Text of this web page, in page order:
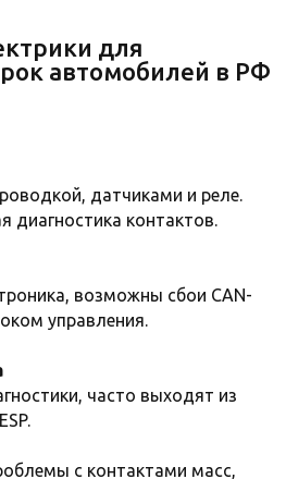
датчиками и реле.
диагностика контактов.
возможны сбои CAN-
управления.
часто выходят из
с контактами масс,
Если
возможны: